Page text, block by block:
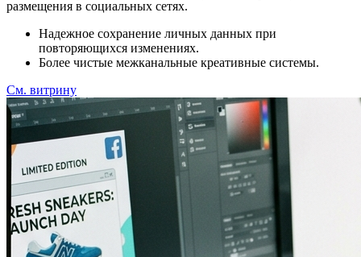
размещения в социальных сетях.
Надежное сохранение личных данных при
повторяющихся изменениях.
Более чистые межканальные креативные системы.
См. витрину